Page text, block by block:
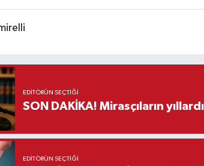
EDITÖRÜN SEÇTIĞI
SON DAKİKA!
EDITÖRÜN SEÇTIĞI